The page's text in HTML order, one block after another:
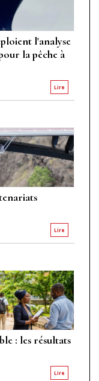
l'analyse
la pêche à
Lire
Lire
: les résultats
Lire